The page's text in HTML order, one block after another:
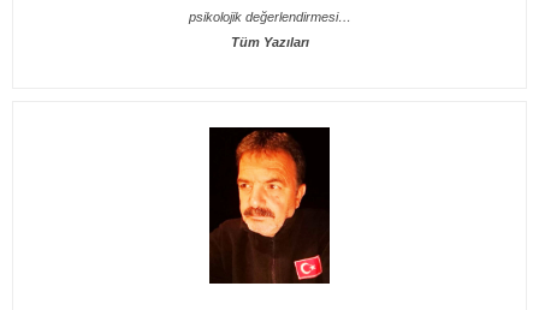
psikolojik değerlendirmesi…
Tüm Yazıları